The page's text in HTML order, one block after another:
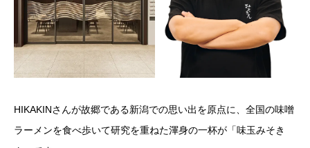
HIKAKINさんが故郷である新潟での思い出を原点に、全国の味噌
ラーメンを食べ歩いて研究を重ねた渾身の一杯が「味玉みそき